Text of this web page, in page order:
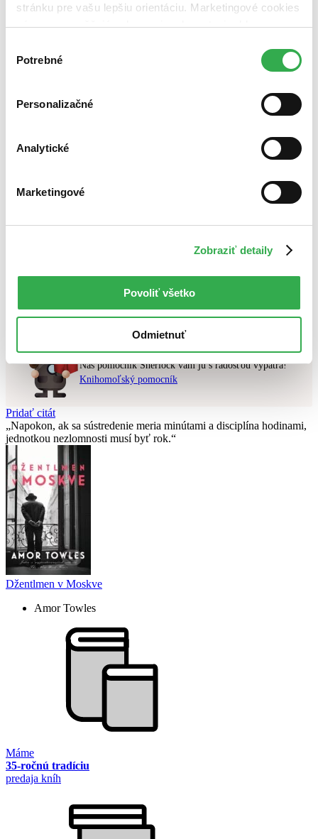
stránku pre vašu lepšiu orientáciu. Marketingové cookies
nám zas umožňujú zobrazenie relevantnej reklamy.
nám pomohlo, keby sme mohli používať všetky tieto
súhlasu
Potrebné
Personalizačné
Analytické
Marketingové
Zobraziť detaily
Povoliť všetko
Odmietnuť
čítané verzie vypredaných kníh (0 titulov)čítané verzie
vypredaných kníh
Bestsellery
Najdrahšie
Najlacnejšie
v zľaveÚčinkuje Daniel Vízek
vyhovujúci zadaným podmienkam.
Chcete poradiť knihu?
Náš pomocník Sherlock vám ju s radosťou vypátra!
Knihomoľský pomocník
Pridať citát
Napokon, ak sa sústredenie meria minútami a disciplína hodinami,
jednotkou nezlomnosti musí byť rok.
Džentlmen v Moskve
Amor Towles
Máme
35-ročnú tradíciu
predaja kníh